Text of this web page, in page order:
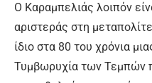
Ο Καραμπελιάς λοιπόν
αριστεράς στη
ίδιο στα 80 του χρόνια
Τυμβωρυχία των Τεμπών